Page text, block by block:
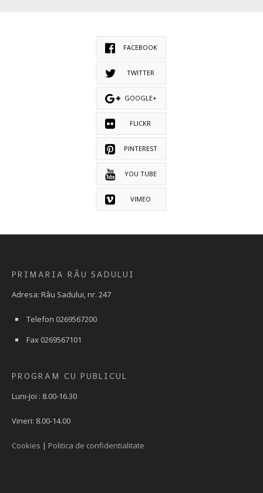
FACEBOOK
TWITTER
GOOGLE+
FLICKR
PINTEREST
YOU TUBE
VIMEO
PRIMARIA RÂU SADULUI
Adresa: Râu Sadului, nr. 247
Telefon 0269567200
Fax 0269567101
PROGRAM CU PUBLICUL
Luni-Joi : 8.00-16.30
Vineri: 8.00-14.00
Cookies | Politica de confidentialitate